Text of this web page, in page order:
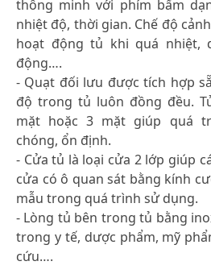
thông minh với phím bấm
nhiệt độ, thời gian. Chế độ
hoạt động tủ khi quá nhiệt,
động….
- Quạt đối lưu được tích hợp
độ trong tủ luôn đồng đều.
mặt hoặc 3 mặt giúp quá
chóng, ổn định.
- Cửa tủ là loại cửa 2 lớp giúp
cửa có ô quan sát bằng kính
mẫu trong quá trình sử dụng.
- Lòng tủ bên trong tủ bằng
trong y tế, dược phẩm, mỹ
cứu….